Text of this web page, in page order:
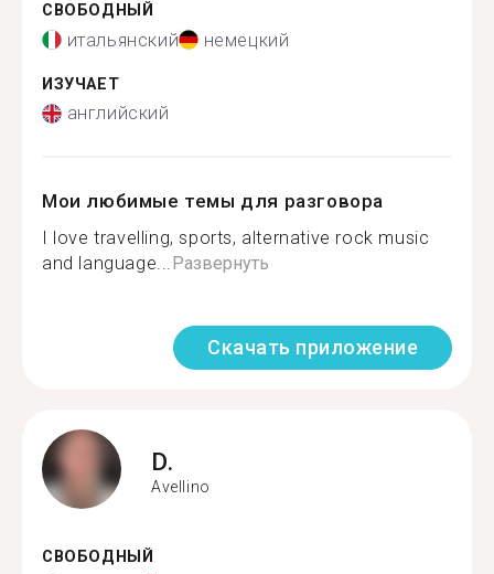
СВОБОДНЫЙ
итальянский немецкий
ИЗУЧАЕТ
английский
Мои любимые темы для разговора
I love travelling, sports, alternative rock music
and language...Развернуть
Скачать приложение
D.
Avellino
СВОБОДНЫЙ